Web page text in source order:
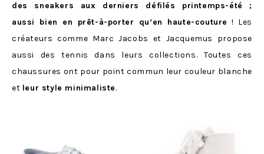
des sneakers aux derniers défilés printemps-été ;
aussi bien en prêt-à-porter qu’en haute-couture ! Les
créateurs comme Marc Jacobs et Jacquemus propose
aussi des tennis dans leurs collections. Toutes ces
chaussures ont pour point commun leur couleur blanche
et leur style minimaliste.